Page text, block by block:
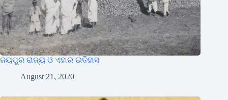
ଜୟପୁର ରାଜ୍ୟ ଓ ଏହାର ଇତିହାସ
August 21, 2020